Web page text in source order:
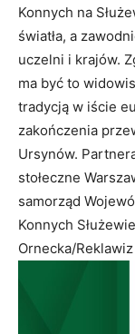
Konnych na
światła, a
uczelni i krajów.
ma być to
tradycją w iście
zakończenia
Ursynów.
stołeczne
samorząd
Konnych
Ornecka/